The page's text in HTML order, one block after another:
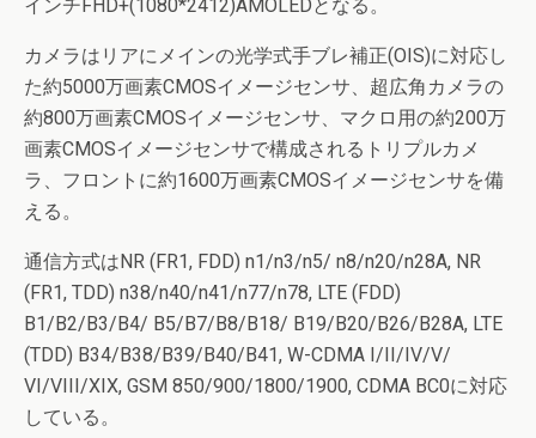
インチFHD+(1080*2412)AMOLEDとなる。
カメラはリアにメインの光学式手ブレ補正(OIS)に対応し
た約5000万画素CMOSイメージセンサ、超広角カメラの
約800万画素CMOSイメージセンサ、マクロ用の約200万
画素CMOSイメージセンサで構成されるトリプルカメ
ラ、フロントに約1600万画素CMOSイメージセンサを備
える。
通信方式はNR (FR1, FDD) n1/n3/n5/ n8/n20/n28A, NR
(FR1, TDD) n38/n40/n41/n77/n78, LTE (FDD)
B1/B2/B3/B4/ B5/B7/B8/B18/ B19/B20/B26/B28A, LTE
(TDD) B34/B38/B39/B40/B41, W-CDMA I/II/IV/V/
VI/VIII/XIX, GSM 850/900/1800/1900, CDMA BC0に対応
している。